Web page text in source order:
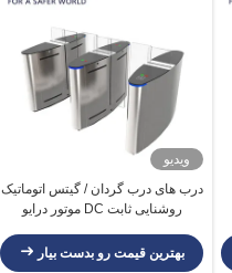
ویدیو
درب های درب گردان / گیتس اتوماتیک
روشنایی ثابت DC موتور درایو
بهترین قیمت رو بدست بیار